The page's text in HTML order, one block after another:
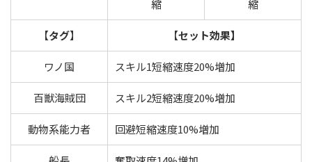
縮
縮
【タグ】 【セット効果】
ワノ国 スキル1短縮速度20%増加
百獣海賊団 スキル2短縮速度20%増加
動物系能力者 回避短縮速度10%増加